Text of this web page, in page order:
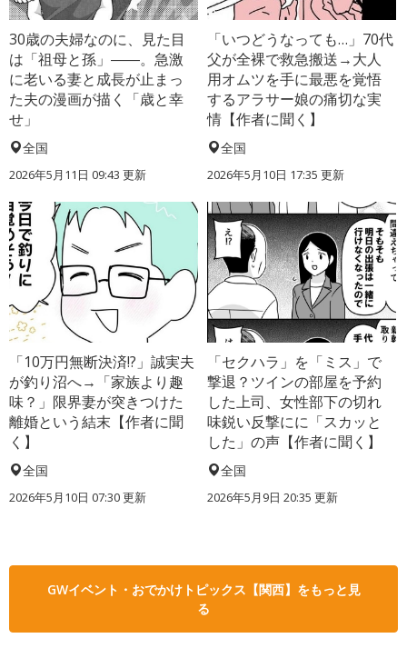
30歳の夫婦なのに、見た目
は「祖母と孫」――。急激
に老いる妻と成長が止まっ
た夫の漫画が描く「歳と幸
せ」
全国
2026年5月11日 09:43 更新
「いつどうなっても…」70代
父が全裸で救急搬送→大人
用オムツを手に最悪を覚悟
するアラサー娘の痛切な実
情【作者に聞く】
全国
2026年5月10日 17:35 更新
「10万円無断決済!?」誠実夫
が釣り沼へ→「家族より趣
味？」限界妻が突きつけた
離婚という結末【作者に聞
く】
全国
2026年5月10日 07:30 更新
「セクハラ」を「ミス」で
撃退？ツインの部屋を予約
した上司、女性部下の切れ
味鋭い反撃にに「スカッと
した」の声【作者に聞く】
全国
2026年5月9日 20:35 更新
GWイベント・おでかけトピックス【関西】をもっと見
る